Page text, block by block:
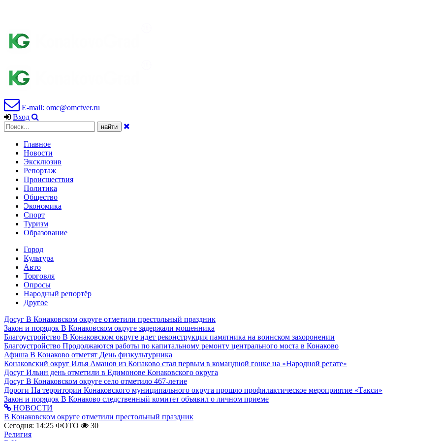
E-mail: omc@omctver.ru
Вход
Главное
Новости
Эксклюзив
Репортаж
Происшествия
Политика
Общество
Экономика
Спорт
Туризм
Образование
Город
Культура
Авто
Торговля
Опросы
Народный репортёр
Другое
Досуг В Конаковском округе отметили престольный праздник
Закон и порядок В Конаковском округе задержали мошенника
Благоустройство В Конаковском округе идет реконструкция памятника на воинском захоронении
Благоустройство Продолжаются работы по капитальному ремонту центрального моста в Конаково
Афиша В Конаково отметят День физкультурника
Конаковский округ Илья Аманов из Конаково стал первым в командной гонке на «Народной регате»
Досуг Ильин день отметили в Едимонове Конаковского округа
Досуг В Конаковском округе село отметило 467-летие
Дороги На территории Конаковского муниципального округа прошло профилактическое мероприятие «Такси»
Закон и порядок В Конаково следственный комитет объявил о личном приеме
НОВОСТИ
В Конаковском округе отметили престольный праздник
Сегодня: 14:25 ФОТО
30
Религия